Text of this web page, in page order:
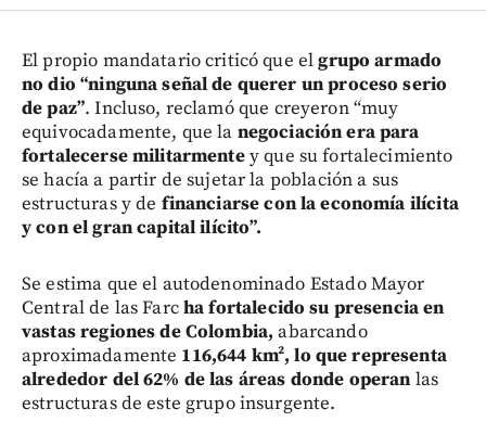
El propio mandatario criticó que elgrupo armado
no dio “ninguna señal de querer un proceso serio
de paz”. Incluso, reclamó que creyeron “muy
equivocadamente, que la negociación era para
fortalecerse militarmentey que su fortalecimiento
se hacía a partir de sujetar la población a sus
estructuras y de financiarse con la economía ilícita
y con el gran capital ilícito”.
Se estima que el autodenominado Estado Mayor
Central de las Farcha fortalecido su presencia en
vastas regiones de Colombia,abarcando
aproximadamente 116,644 km², lo que representa
alrededor del 62% de las áreas donde operan las
estructuras de este grupo insurgente.